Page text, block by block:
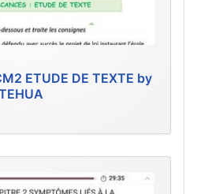
ETUDE DE TEXTE by